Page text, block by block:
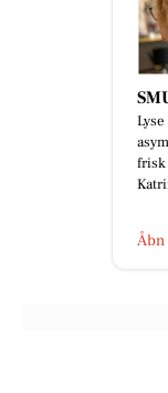
frisk
Åbn